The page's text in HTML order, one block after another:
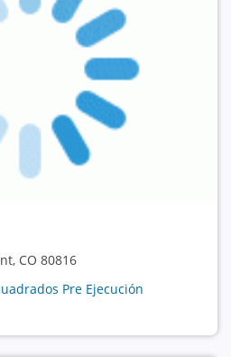
CO 80816
Pre Ejecución